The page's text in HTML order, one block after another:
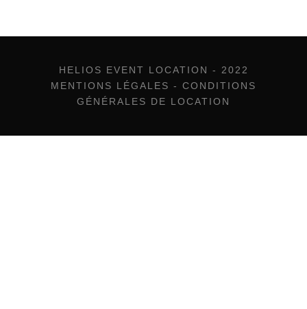
HELIOS EVENT LOCATION - 2022
MENTIONS LÉGALES - CONDITIONS
GÉNÉRALES DE LOCATION